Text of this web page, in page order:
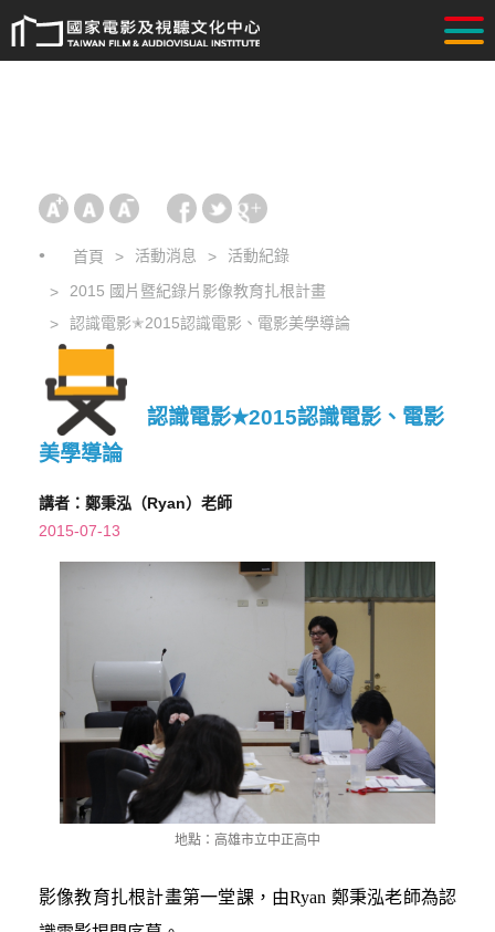
首頁 活動消息
活動紀錄
2015 國片暨紀錄片影像教育扎根計畫
認識電影✭2015認識電影、電影美學導論
認識電影✭2015認識電影、電影
美學導論
講者：鄭秉泓（Ryan）老師
2015-07-13
地點：高雄市立中正高中
影像教育扎根計畫第一堂課，由Ryan 鄭秉泓老師為認